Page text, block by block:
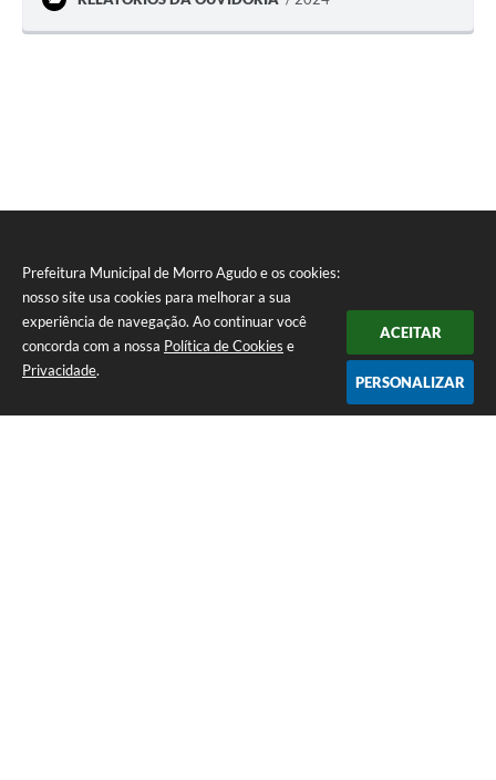
Prefeitura Municipal de Morro Agudo e os cookies:
nosso site usa cookies para melhorar a sua
experiência de navegação. Ao continuar você
concorda com a nossa Política de Cookies e
Privacidade.
ACEITAR
PERSONALIZAR